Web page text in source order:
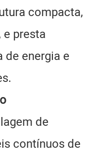
compacta,
presta
de energia e
de
contínuos de